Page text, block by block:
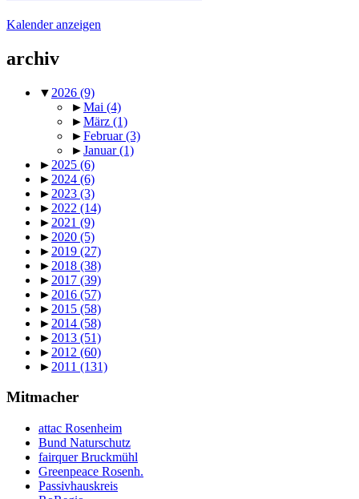
Kalender anzeigen
archiv
▼ 2026 (9)
►Mai (4)
►März (1)
►Februar(3)
►Januar(1)
► 2025 (6)
► 2024 (6)
► 2023 (3)
► 2022 (14)
► 2021 (9)
► 2020 (5)
► 2019 (27)
► 2018 (38)
► 2017 (39)
► 2016 (57)
► 2015 (58)
► 2014 (58)
► 2013 (51)
► 2012 (60)
► 2011 (131)
Mitmacher
attac Rosenheim
Bund Naturschutz
fairquer Bruckmühl
Greenpeace Rosenh.
Passivhauskreis